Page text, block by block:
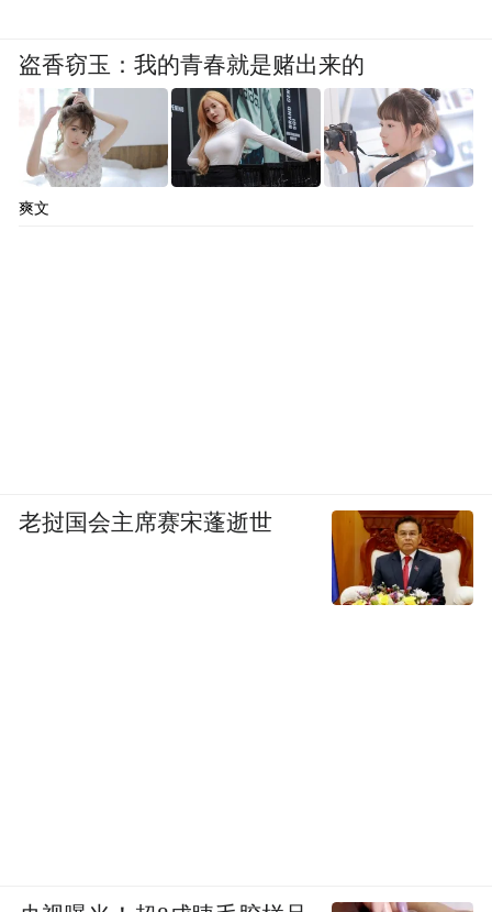
盗香窃玉：我的青春就是赌出来的
爽文
老挝国会主席赛宋蓬逝世